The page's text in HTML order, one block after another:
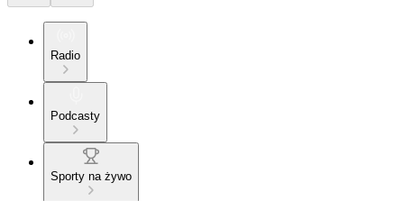
Radio
Podcasty
Sporty na żywo